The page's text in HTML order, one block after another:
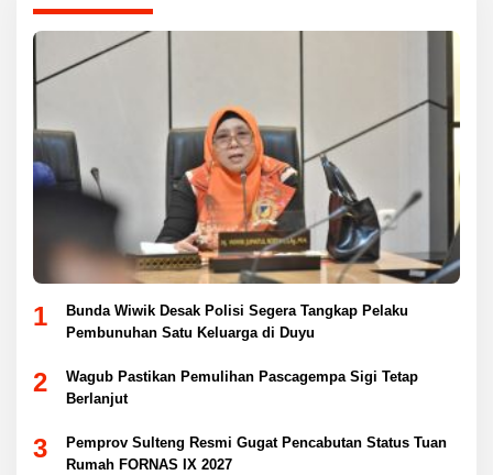
1
Bunda Wiwik Desak Polisi Segera Tangkap Pelaku
Pembunuhan Satu Keluarga di Duyu
2
Wagub Pastikan Pemulihan Pascagempa Sigi Tetap
Berlanjut
3
Pemprov Sulteng Resmi Gugat Pencabutan Status Tuan
Rumah FORNAS IX 2027